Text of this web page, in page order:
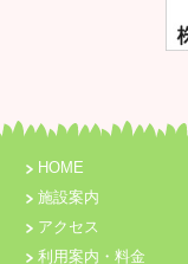
HOME
施設案内
アクセス
利用案内・料金